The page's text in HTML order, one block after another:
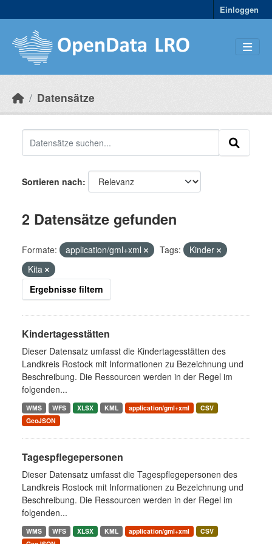
Einloggen
Datensätze
Sortieren nach
2 Datensätze gefunden
Formate: application/gml+xml Tags:
Kinder
Kita
Ergebnisse filtern
Kindertagesstätten
Dieser Datensatz umfasst die Kindertagesstätten des
Landkreis Rostock mit Informationen zu Bezeichnung und
Beschreibung. Die Ressourcen werden in der Regel im
folgenden...
WMS WFS XLSX KML application/gml+xml
CSV
GeoJSON
Tagespflegepersonen
Dieser Datensatz umfasst die Tagespflegepersonen des
Landkreis Rostock mit Informationen zu Bezeichnung und
Beschreibung. Die Ressourcen werden in der Regel im
folgenden...
WMS WFS XLSX KML application/gml+xml
CSV